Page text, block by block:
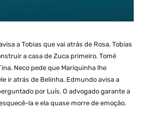
a Tobias que vai atrás de Rosa. Tobias
a casa de Zuca primeiro. Tomé
Neco pede que Mariquinha lhe
ir atrás de Belinha. Edmundo avisa a
por Luís. O advogado garante a
la e ela quase morre de emoção.